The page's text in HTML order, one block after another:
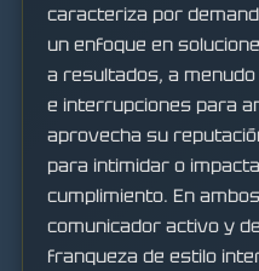
caracteriza por
un enfoque en
a resultados, a
e interrupciones para
aprovecha su
para intimidar o
cumplimiento. En
comunicador activo y
franqueza de estilo